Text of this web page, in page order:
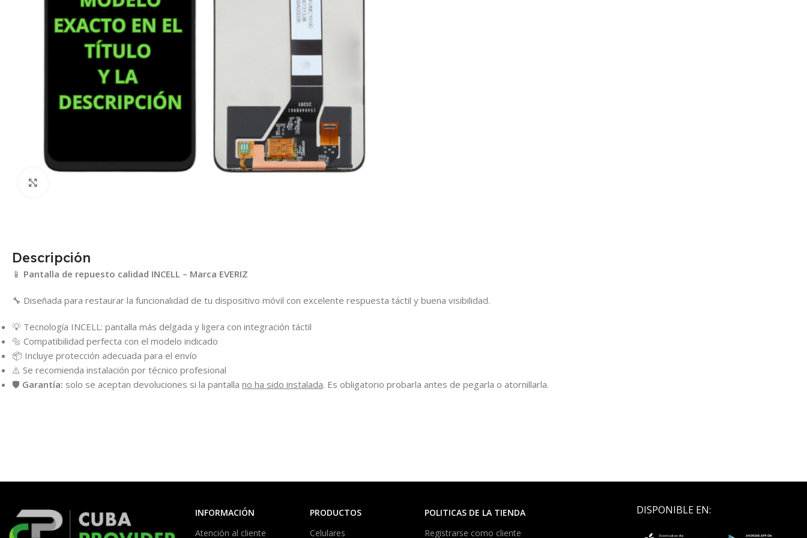
Descripción
📱 Pantalla de repuesto calidad INCELL – Marca EVERIZ
🔧 Diseñada para restaurar la funcionalidad de tu dispositivo móvil con excelente respuesta táctil y buena visibilidad.
💡 Tecnología INCELL: pantalla más delgada y ligera con integración táctil
🔩 Compatibilidad perfecta con el modelo indicado
📦 Incluye protección adecuada para el envío
⚠️ Se recomienda instalación por técnico profesional
🛡️ Garantía: solo se aceptan devoluciones si la pantalla no ha sido instalada. Es obligatorio probarla antes de pegarla o atornillarla.
INFORMACIÓN
Atención al cliente
PRODUCTOS
Celulares
POLITICAS DE LA TIENDA
Registrarse como cliente
DISPONIBLE EN: